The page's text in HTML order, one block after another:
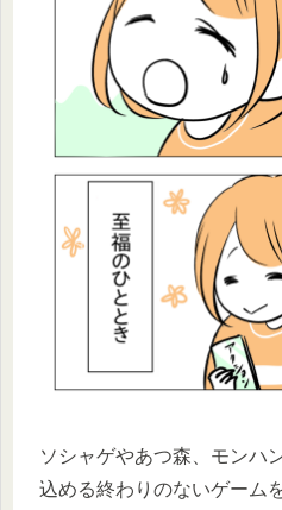
ソシャゲやあつ森、モンハ
込める終わりのないゲーム